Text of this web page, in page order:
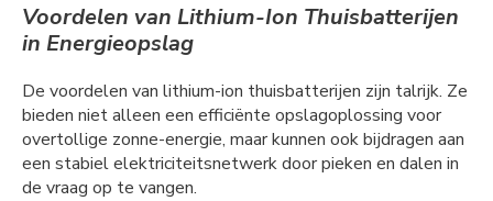
Voordelen van Lithium-Ion Thuisbatterijen
in Energieopslag
De voordelen van lithium-ion thuisbatterijen zijn talrijk. Ze
bieden niet alleen een efficiënte opslagoplossing voor
overtollige zonne-energie, maar kunnen ook bijdragen aan
een stabiel elektriciteitsnetwerk door pieken en dalen in
de vraag op te vangen.